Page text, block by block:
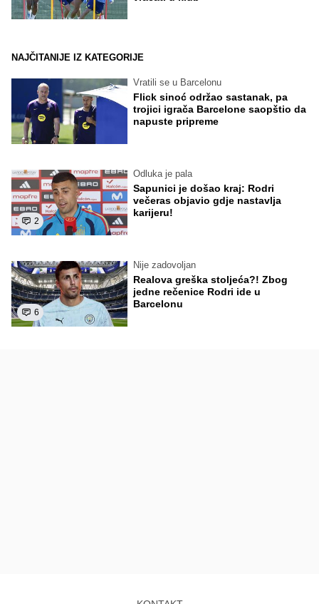
NAJČITANIJE IZ KATEGORIJE
Vratili se u Barcelonu
Flick sinoć održao sastanak, pa
trojici igrača Barcelone saopštio da
napuste pripreme
2
Odluka je pala
Sapunici je došao kraj: Rodri
večeras objavio gdje nastavlja
karijeru!
6
Nije zadovoljan
Realova greška stoljeća?! Zbog
jedne rečenice Rodri ide u
Barcelonu